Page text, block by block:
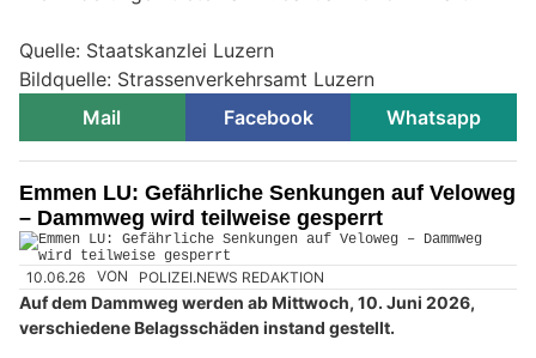
Quelle: Staatskanzlei Luzern
Bildquelle: Strassenverkehrsamt Luzern
Mail
Facebook Whatsapp
Emmen LU: Gefährliche Senkungen auf Veloweg
– Dammweg wird teilweise gesperrt
10.06.26 VON POLIZEI.NEWS REDAKTION
Auf dem Dammweg werden ab Mittwoch, 10. Juni 2026,
verschiedene Belagsschäden instand gestellt.